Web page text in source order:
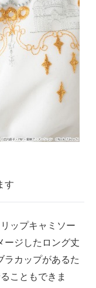
す
ップキャミソー
ージしたロング丈
ラカップがあるた
こともできま